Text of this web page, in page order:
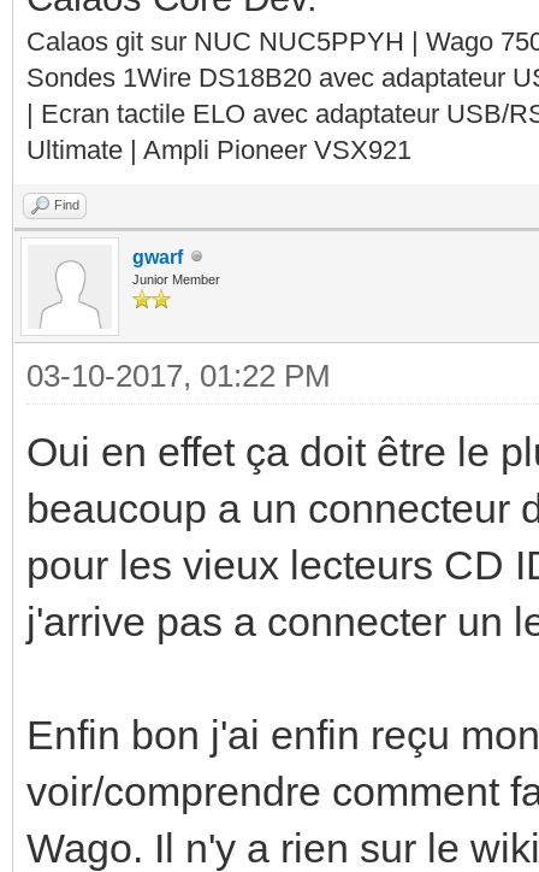
Calaos git sur NUC NUC5PPYH | Wago
Sondes 1Wire DS18B20 avec adaptateur
| Ecran tactile ELO avec adaptateur USB/
Ultimate | Ampli Pioneer VSX921
Find
gwarf
Junior Member
03-10-2017, 01:22 PM
Oui en effet ça doit être le
beaucoup a un connecteur
pour les vieux lecteurs CD
j'arrive pas a connecter un
Enfin bon j'ai enfin reçu
voir/comprendre comment
Wago. Il n'y a rien sur le